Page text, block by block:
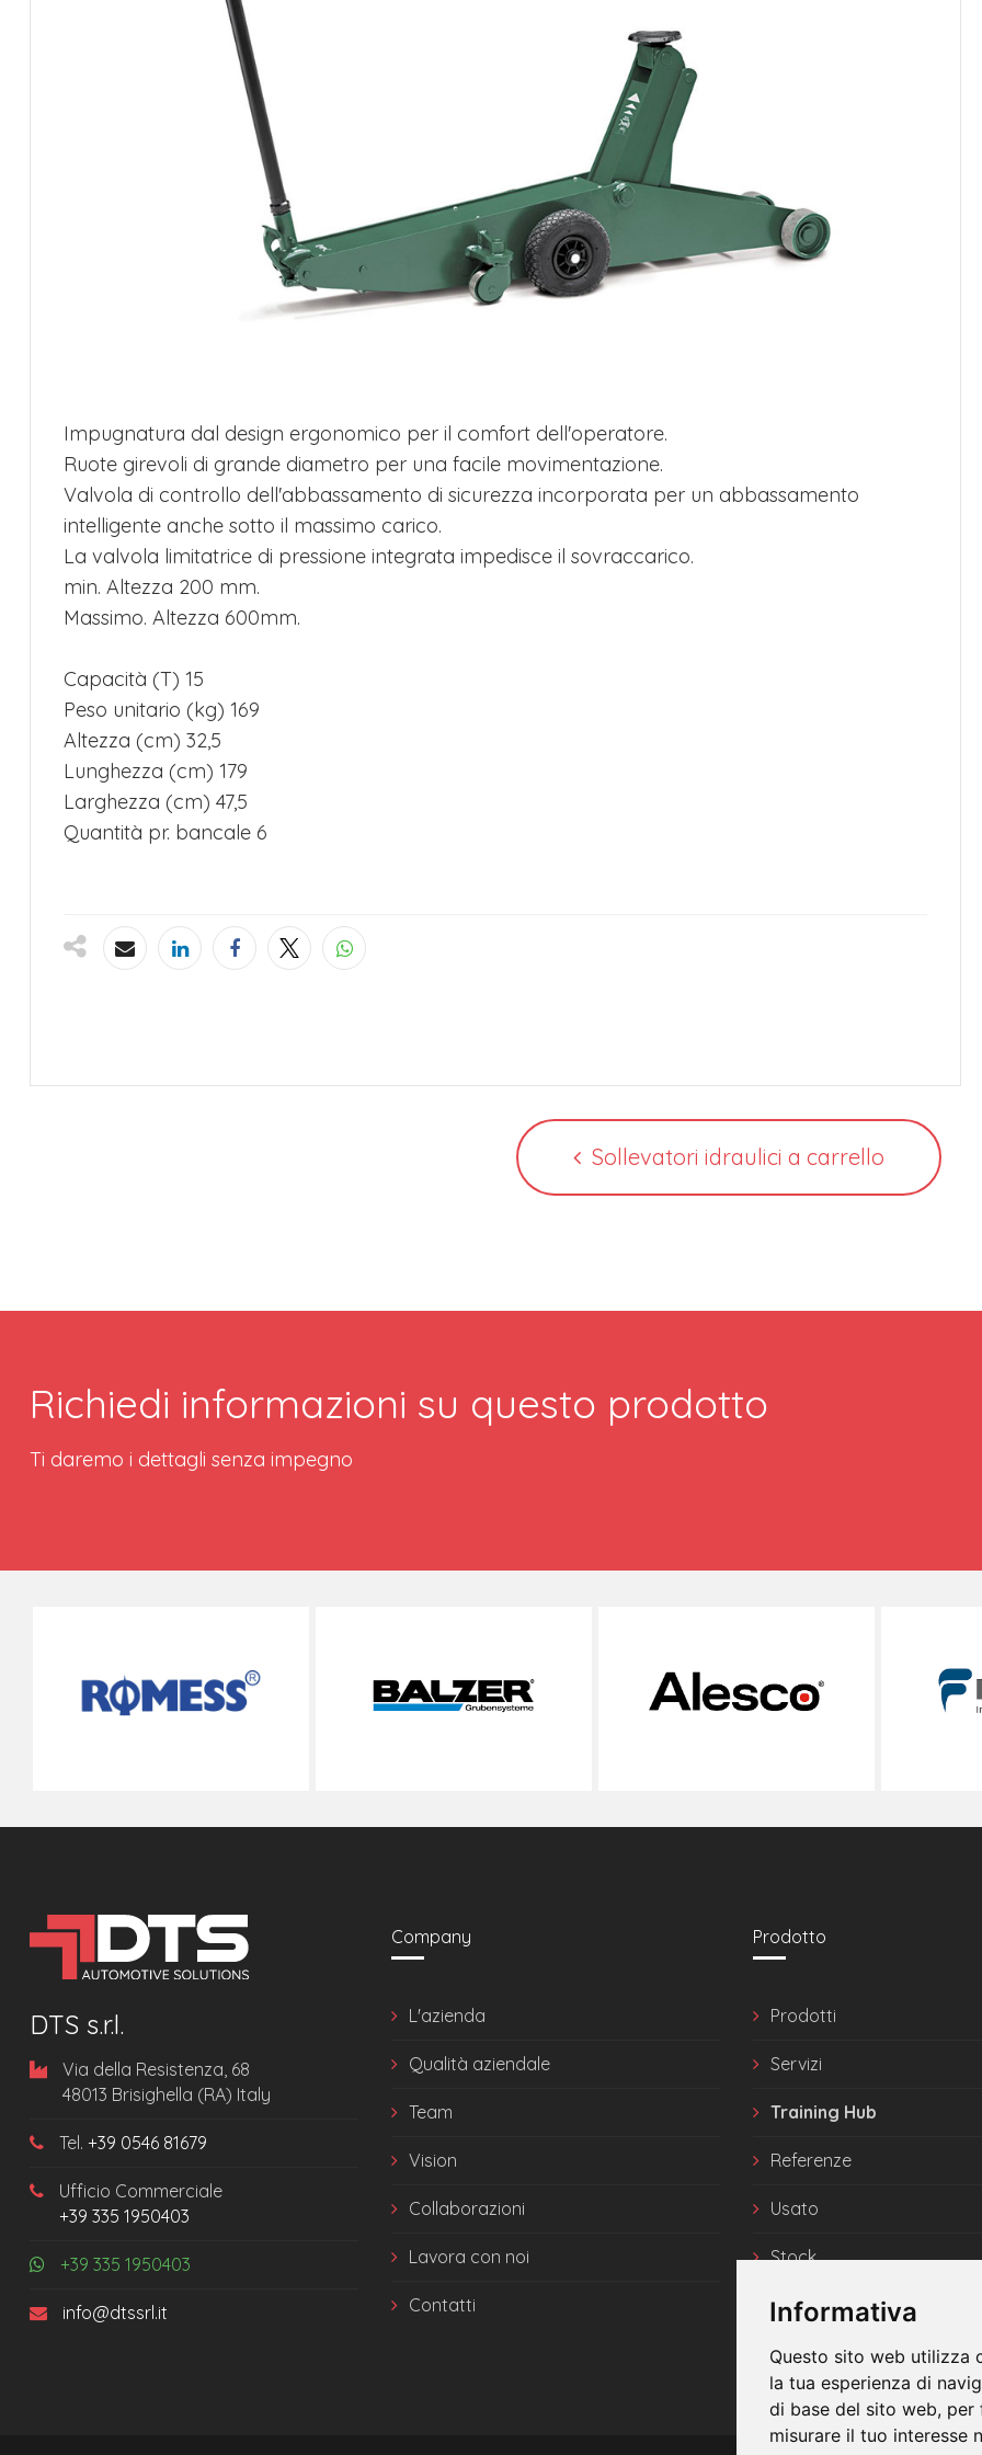
Informativa
Questo sito web utilizza
la tua esperienza di
di base del sito web, per
misurare il tuo interesse
Impugnatura dal design ergonomico per il comfort dell'operatore.
Ruote girevoli di grande diametro per una facile movimentazione.
Valvola di controllo dell'abbassamento di sicurezza incorporata per un abbassamento
intelligente anche sotto il massimo carico.
La valvola limitatrice di pressione integrata impedisce il sovraccarico.
min. Altezza 200 mm.
Massimo. Altezza 600mm.
Capacità (T) 15
Peso unitario (kg) 169
Altezza (cm) 32,5
Lunghezza (cm) 179
Larghezza (cm) 47,5
Quantità pr. bancale 6
Sollevatori idraulici a carrello
Richiedi informazioni su questo prodotto
Ti daremo i dettagli senza impegno
DTS s.r.l.
Via della Resistenza, 68
48013 Brisighella (RA) Italy
Tel. +39 0546 81679
Ufficio Commerciale
+39 335 1950403
+39 335 1950403
info@dtssrl.it
Company
L'azienda
Qualità aziendale
Team
Vision
Collaborazioni
Lavora con noi
Contatti
Prodotto
Prodotti
Servizi
Training Hub
Referenze
Usato
Stock
News